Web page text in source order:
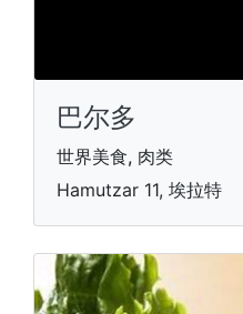
巴尔多
世界美食, 肉类
Hamutzar 11, 埃拉特